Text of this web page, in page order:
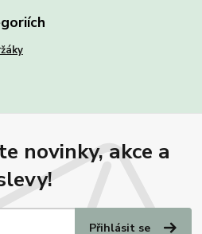
novinky, akce a
Přihlásit se